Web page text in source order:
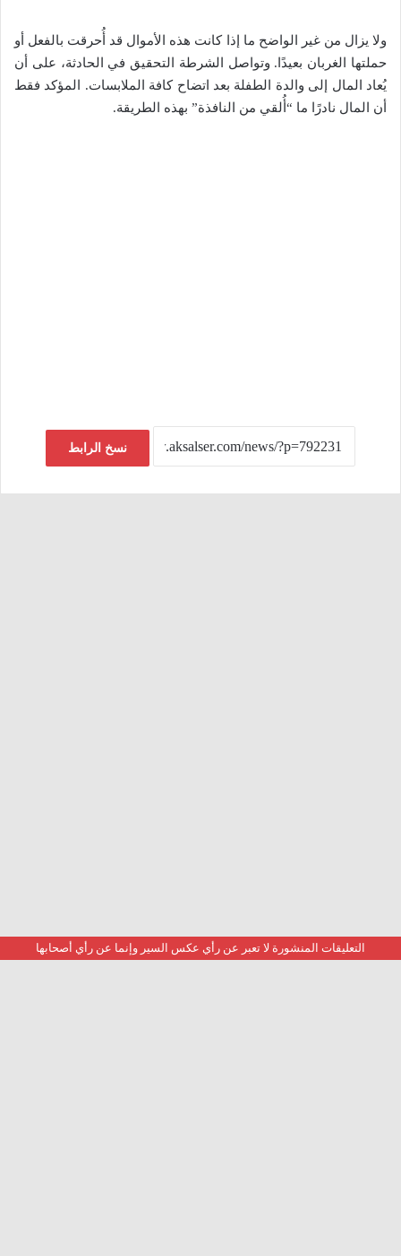
ولا يزال من غير الواضح ما إذا كانت هذه الأموال قد أُحرقت بالفعل أو
حملتها الغربان بعيدًا. وتواصل الشرطة التحقيق في الحادثة، على أن
يُعاد المال إلى والدة الطفلة بعد اتضاح كافة الملابسات. المؤكد فقط
أن المال نادرًا ما “أُلقي من النافذة” بهذه الطريقة.
نسخ الرابط
التعليقات المنشورة لا تعبر عن رأي عكس السير وإنما عن رأي أصحابها